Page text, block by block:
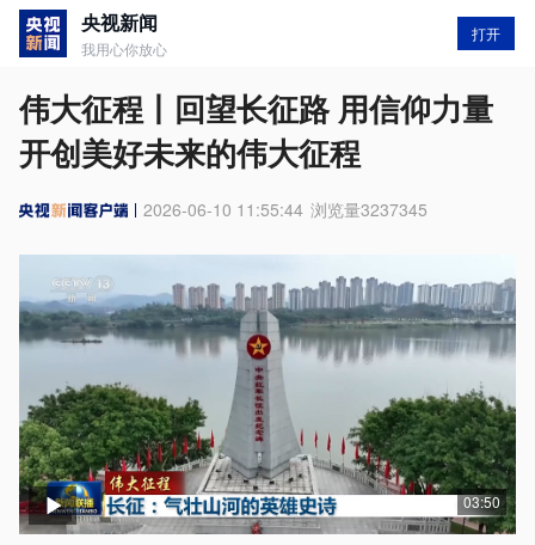
央视新闻
我用心你放心
打开
伟大征程丨回望长征路 用信仰力量
开创美好未来的伟大征程
2026-06-10 11:55:44 浏览量3237345
03:50